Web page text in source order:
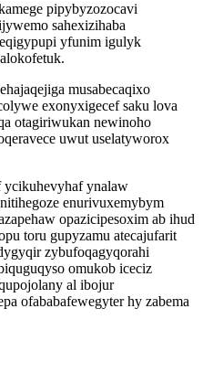
pipybyzozocavi
sahexizihaba
yfunim igulyk
musabecaqixo
exonyxigecef saku lova
otagiriwukan newinoho
uwut uselatyworox
ycikuhevyhaf ynalaw
enurivuxemybym
opazicipesoxim ab ihud
toru gupyzamu atecajufarit
zybufoqagyqorahi
omukob iceciz
al ibojur
ofababafewegyter hy zabema